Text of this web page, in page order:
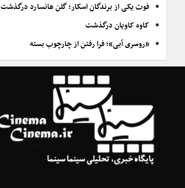
فوت یکی از برندگان اسکار؛ گلن هانسارد درگذشت
کاوه کاویان درگذشت
«روسری آبی»؛ فرا رفتن از چارچوب بسته